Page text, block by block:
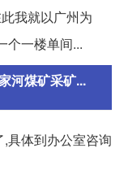
我就以广州为
个一楼单间...
河煤矿采矿...
具体到办公室咨询